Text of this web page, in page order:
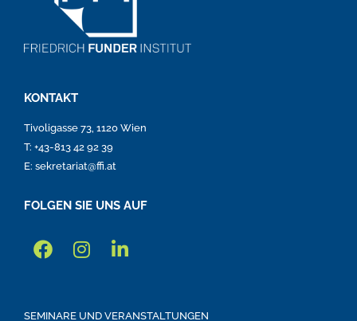
KONTAKT
Tivoligasse 73, 1120 Wien
T: +43-813 42 92 39
E: sekretariat@ffi.at
FOLGEN SIE UNS AUF
SEMINARE UND VERANSTALTUNGEN